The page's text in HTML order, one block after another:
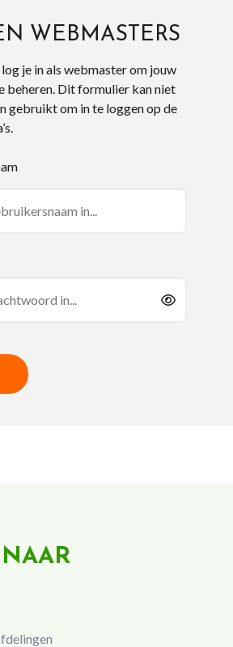
WEBMASTERS
je in als webmaster om jouw
beheren. Dit formulier kan niet
gebruikt om in te loggen op de